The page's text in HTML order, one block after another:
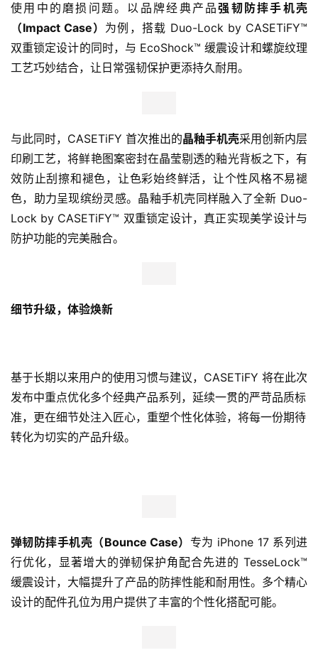
使用中的磨损问题。以品牌经典产品强韧防摔手机壳
（Impact Case） 为例，搭载 Duo-Lock by CASETiFY™
双重锁定设计的同时，与 EcoShock™ 缓震设计和螺旋纹理
工艺巧妙结合，让日常强韧保护更添持久耐用。
与此同时，CASETiFY 首次推出的晶釉手机壳采用创新内层
印刷工艺，将鲜艳图案密封在晶莹剔透的釉光背板之下，有
效防止刮擦和褪色，让色彩始终鲜活，让个性风格不易褪
色，助力呈现缤纷灵感。晶釉手机壳同样融入了全新 Duo-
Lock by CASETiFY™ 双重锁定设计，真正实现美学设计与
防护功能的完美融合。
细节升级，体验焕新
基于长期以来用户的使用习惯与建议，CASETiFY 将在此次
发布中重点优化多个经典产品系列，延续一贯的严苛品质标
准，更在细节处注入匠心，重塑个性化体验，将每一份期待
转化为切实的产品升级。
弹韧防摔手机壳（Bounce Case） 专为 iPhone 17 系列进
行优化，显著增大的弹韧保护角配合先进的 TesseLock™
缓震设计，大幅提升了产品的防摔性能和耐用性。多个精心
设计的配件孔位为用户提供了丰富的个性化搭配可能。